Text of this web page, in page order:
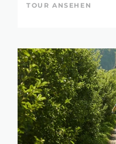
TOUR ANSEHEN